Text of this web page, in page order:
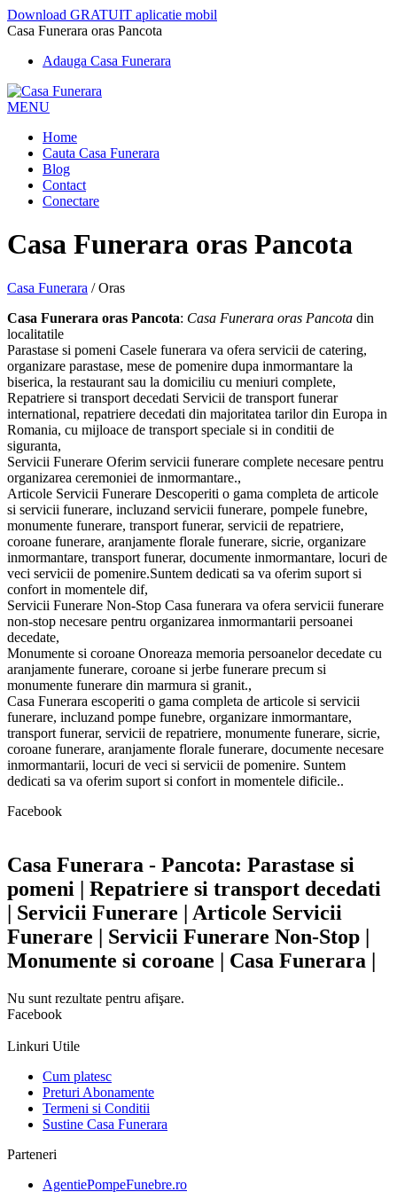
Download GRATUIT aplicatie mobil
Casa Funerara oras Pancota
Adauga Casa Funerara
MENU
Home
Cauta Casa Funerara
Blog
Contact
Conectare
Casa Funerara oras Pancota
Casa Funerara /Oras
Casa Funerara oras Pancota: Casa Funerara oras Pancota din
localitatile
Parastase si pomeni Casele funerara va ofera servicii de catering,
organizare parastase, mese de pomenire dupa inmormantare la
biserica, la restaurant sau la domiciliu cu meniuri complete,
Repatriere si transport decedati Servicii de transport funerar
international, repatriere decedati din majoritatea tarilor din Europa in
Romania, cu mijloace de transport speciale si in conditii de
siguranta,
Servicii Funerare Oferim servicii funerare complete necesare pentru
organizarea ceremoniei de inmormantare.,
Articole Servicii Funerare Descoperiti o gama completa de articole
si servicii funerare, incluzand servicii funerare, pompele funebre,
monumente funerare, transport funerar, servicii de repatriere,
coroane funerare, aranjamente florale funerare, sicrie, organizare
inmormantare, transport funerar, documente inmormantare, locuri de
veci servicii de pomenire.Suntem dedicati sa va oferim suport si
confort in momentele dif,
Servicii Funerare Non-Stop Casa funerara va ofera servicii funerare
non-stop necesare pentru organizarea inmormantarii persoanei
decedate,
Monumente si coroane Onoreaza memoria persoanelor decedate cu
aranjamente funerare, coroane si jerbe funerare precum si
monumente funerare din marmura si granit.,
Casa Funerara escoperiti o gama completa de articole si servicii
funerare, incluzand pompe funebre, organizare inmormantare,
transport funerar, servicii de repatriere, monumente funerare, sicrie,
coroane funerare, aranjamente florale funerare, documente necesare
inmormantarii, locuri de veci si servicii de pomenire. Suntem
dedicati sa va oferim suport si confort in momentele dificile..
Facebook
Casa Funerara - Pancota: Parastase si
pomeni | Repatriere si transport decedati
| Servicii Funerare | Articole Servicii
Funerare | Servicii Funerare Non-Stop |
Monumente si coroane | Casa Funerara |
Nu sunt rezultate pentru afişare.
Facebook
Linkuri Utile
Cum platesc
Preturi Abonamente
Termeni si Conditii
Sustine Casa Funerara
Parteneri
AgentiePompeFunebre.ro